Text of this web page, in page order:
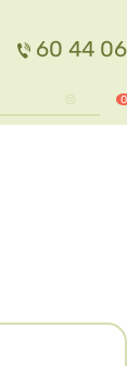
60 44 06
0